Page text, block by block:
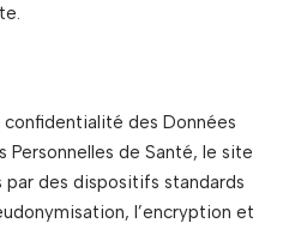
confidentialité des Données
Personnelles de Santé, le site
des dispositifs standards
l’encryption et